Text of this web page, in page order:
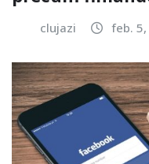
clujazi feb.